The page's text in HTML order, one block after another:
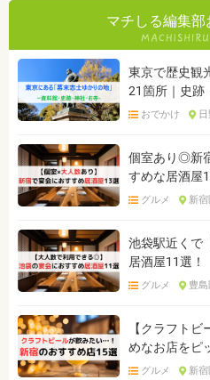
マチしる編集
東京で歴史観
21箇所｜史跡
おでかけ
個室あり◎新
すめな居酒屋
グルメ 新宿
池袋駅近くで
居酒屋11選！
グルメ 豊島
【クラフト
めなお店をピ
グルメ 新宿